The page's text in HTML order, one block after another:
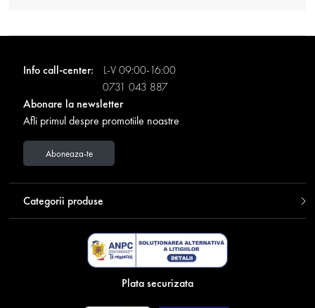
Info call-center:
L-V 09:00-16:00
0731 043 887
Abonare la newsletter
Afli primul despre promotiile noastre
Aboneaza-te
Categorii produse
Plata securizata